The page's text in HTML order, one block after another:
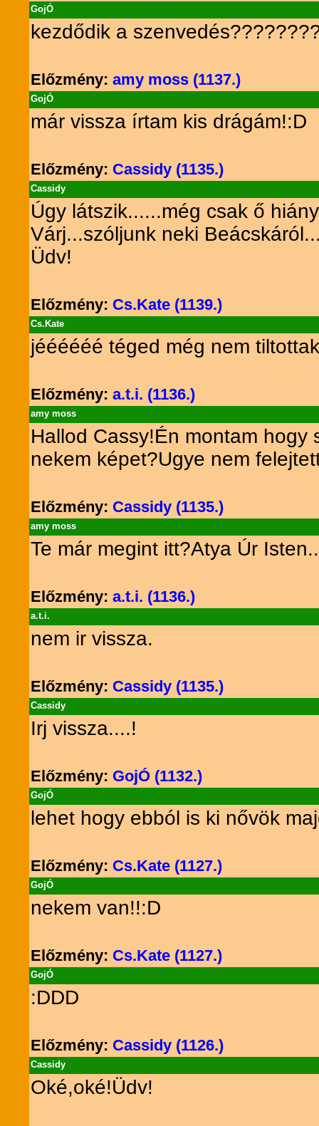
GojÓ
kezdődik a
Előzmény:amy moss (1137.)
GojÓ
már vissza írtam kis drágám!:D
Előzmény: Cassidy (1135.)
Cassidy
Úgy látszik......még csak ő
Várj...szóljunk neki
Üdv!
Előzmény: Cs.Kate (1139.)
Cs.Kate
jéééééé téged még nem
Előzmény:a.t.i. (1136.)
amy moss
Hallod Cassy!Én montam
nekem képet?Ugye nem
Előzmény: Cassidy (1135.)
amy moss
Te már megint itt?Atya Úr
Előzmény:a.t.i. (1136.)
a.t.i.
nem ir vissza.
Előzmény: Cassidy (1135.)
Cassidy
Irj vissza....!
Előzmény: GojÓ (1132.)
GojÓ
lehet hogy ebból is ki nővök
Előzmény: Cs.Kate (1127.)
GojÓ
nekem van!!:D
Előzmény: Cs.Kate (1127.)
GojÓ
:DDD
Előzmény: Cassidy (1126.)
Cassidy
Oké,oké!Üdv!